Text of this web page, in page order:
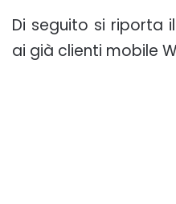
Di seguito si riporta il
ai già clienti mobile